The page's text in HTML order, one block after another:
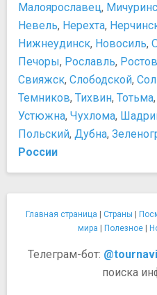
Малоярославец,
Невель, Нерехта,
Нижнеудинск, Новосиль,
Печоры, Рославль,
Свияжск, Слободской,
Темников, Тихвин, Тотьма,
Устюжна, Чухлома,
Польский, Дубна,
России
Главная страница Страны
мира
Полезное|
Телеграм-бот:
поиска